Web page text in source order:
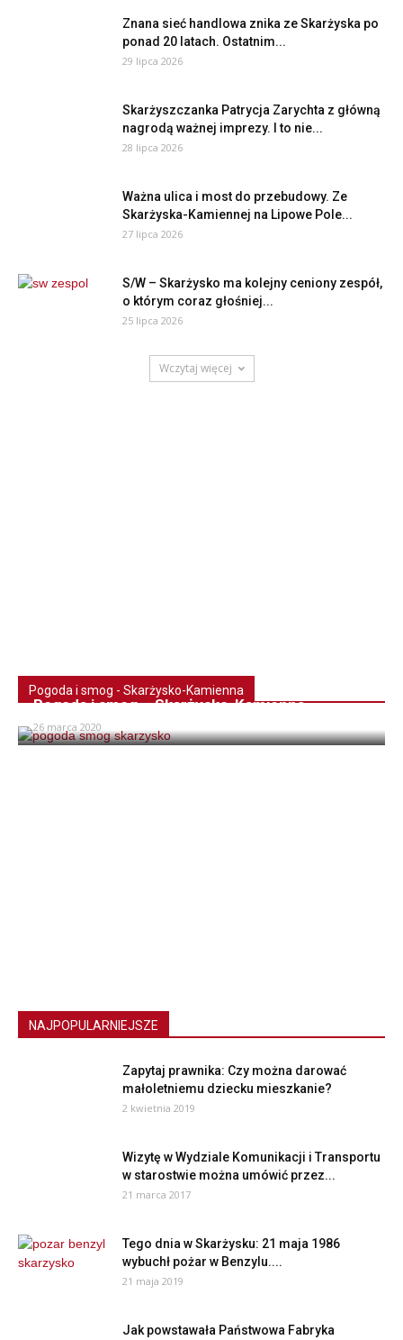
Znana sieć handlowa znika ze Skarżyska po
ponad 20 latach. Ostatnim...
29 lipca 2026
Skarżyszczanka Patrycja Zarychta z główną
nagrodą ważnej imprezy. I to nie...
28 lipca 2026
Ważna ulica i most do przebudowy. Ze
Skarżyska-Kamiennej na Lipowe Pole...
27 lipca 2026
S/W – Skarżysko ma kolejny ceniony zespół,
o którym coraz głośniej...
25 lipca 2026
Wczytaj więcej
Pogoda i smog - Skarżysko-Kamienna
Pogoda i smog – Skarżysko-Kamienna
26 marca 2020
NAJPOPULARNIEJSZE
Zapytaj prawnika: Czy można darować
małoletniemu dziecku mieszkanie?
2 kwietnia 2019
Wizytę w Wydziale Komunikacji i Transportu
w starostwie można umówić przez...
21 marca 2017
Tego dnia w Skarżysku: 21 maja 1986
wybuchł pożar w Benzylu....
21 maja 2019
Jak powstawała Państwowa Fabryka